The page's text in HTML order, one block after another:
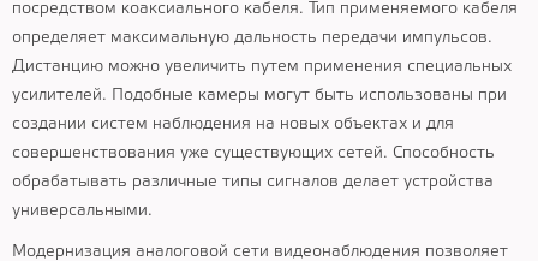
посредством коаксиального кабеля. Тип применяемого кабеля
определяет максимальную дальность передачи импульсов.
Дистанцию можно увеличить путем применения специальных
усилителей. Подобные камеры могут быть использованы при
создании систем наблюдения на новых объектах и для
совершенствования уже существующих сетей. Способность
обрабатывать различные типы сигналов делает устройства
универсальными.
Модернизация аналоговой сети видеонаблюдения позволяет